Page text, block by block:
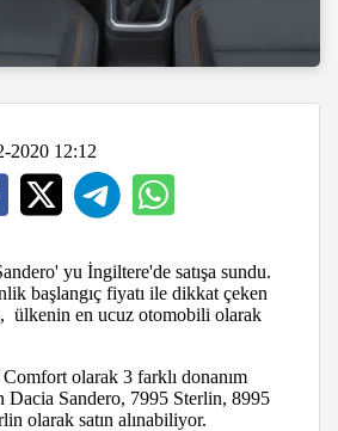
2020 12:12
yu İngiltere'de satışa sundu.
başlangıç fiyatı ile dikkat çeken
ülkenin en ucuz otomobili olarak
olarak 3 farklı donanım
Dacia Sandero, 7995 Sterlin, 8995
olarak satın alınabiliyor.